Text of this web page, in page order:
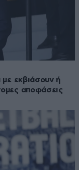
εκβιάσουν ή
αποφάσεις